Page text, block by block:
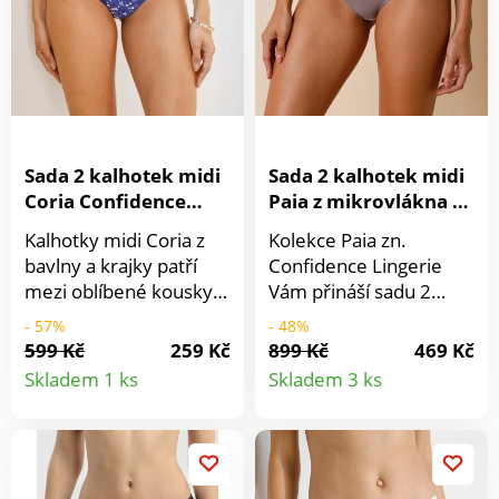
podpůrné zóny. černá,
béžová, růžová,
červená, modrá, žlutá.
Sada 6 ks. VIVADIA.
Exkluzivně MAGNET 3P.
Sada 2 kalhotek midi
Coria Confidence
Lingerie® z bavlny a
krajky, s potiskem
květin
Kalhotky midi Coria z
bavlny a krajky patří
mezi oblíbené kousky
spodního prádla.
Komfortní midi střih.
Bavlněný žerzej.
Krajkové vsadky s
bocích, vpředu a vzadu
v nohavičkách,
- 57%
599 Kč
259 Kč
Skladem 1 ks
Detail
Sada 2 kalhotek midi
Paia z mikrovlákna a
vyšívaného tylu
Kolekce Paia zn.
Confidence Lingerie
Vám přináší sadu 2
kalhotek midi z
mikrovlákna a
vyšívaného tylu.
Diskrétní pod
midi z mikrovlákna.
Vpředu a vzadu
- 48%
899 Kč
469 Kč
Skladem 3 ks
Detail